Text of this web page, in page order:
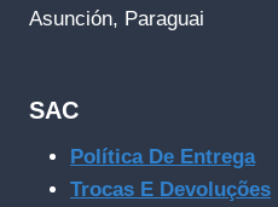
Asunción, Paraguai
SAC
Política De Entrega
Trocas E Devoluções